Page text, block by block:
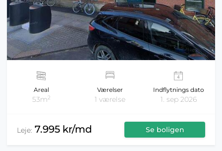
Areal
53m2
Værelser
1 værelse
Indflytnings dato
1. sep 2026
Leje: 7.995 kr/md Se boligen